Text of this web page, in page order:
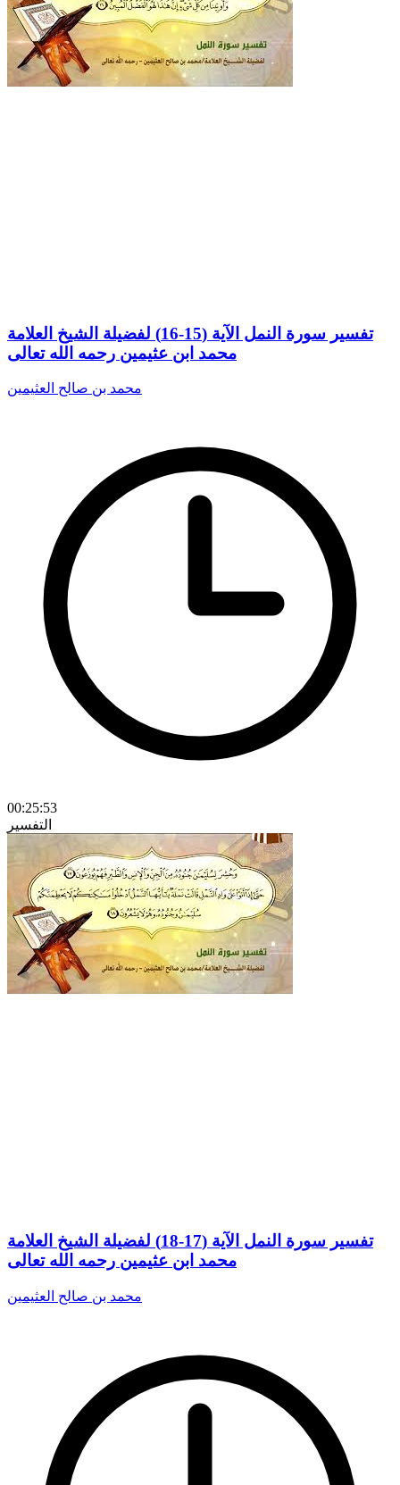
تفسير سورة النمل الآية (15-16) لفضيلة الشيخ العلامة
محمد ابن عثيمين رحمه الله تعالى
محمد بن صالح العثيمين
00:25:53
التفسير
تفسير سورة النمل الآية (17-18) لفضيلة الشيخ العلامة
محمد ابن عثيمين رحمه الله تعالى
محمد بن صالح العثيمين